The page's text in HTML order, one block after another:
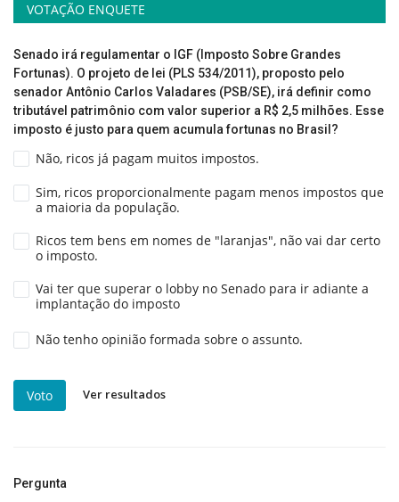
VOTAÇÃO ENQUETE
Senado irá regulamentar o IGF (Imposto Sobre Grandes
Fortunas). O projeto de lei (PLS 534/2011), proposto pelo
senador Antônio Carlos Valadares (PSB/SE), irá definir como
tributável patrimônio com valor superior a R$ 2,5 milhões. Esse
imposto é justo para quem acumula fortunas no Brasil?
Não, ricos já pagam muitos impostos.
Sim, ricos proporcionalmente pagam menos impostos que
a maioria da população.
Ricos tem bens em nomes de "laranjas", não vai dar certo
o imposto.
Vai ter que superar o lobby no Senado para ir adiante a
implantação do imposto
Não tenho opinião formada sobre o assunto.
Voto Ver resultados
Pergunta